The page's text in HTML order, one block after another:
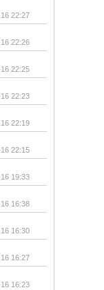
22:27
22:26
22:25
22:23
22:19
22:15
19:33
16:38
16:30
16:27
16:23